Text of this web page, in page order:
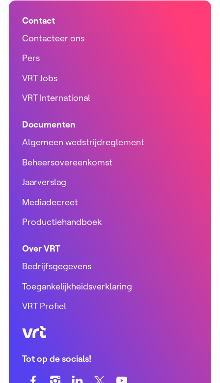
Contact
Contacteer ons
Pers
VRT Jobs
VRT International
Documenten
Algemeen wedstrijdreglement
Beheersovereenkomst
Jaarverslag
Mediadecreet
Productiehandboek
Over VRT
Bedrijfsgegevens
Toegankelijkheidsverklaring
VRT Profiel
VRT (home)
Tot op de socials!